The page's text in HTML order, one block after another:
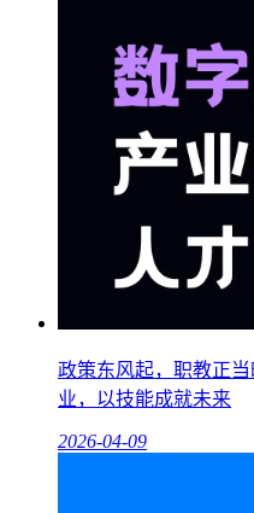
政策东风起，职教正
业，以技能成就未来
2026-04-09